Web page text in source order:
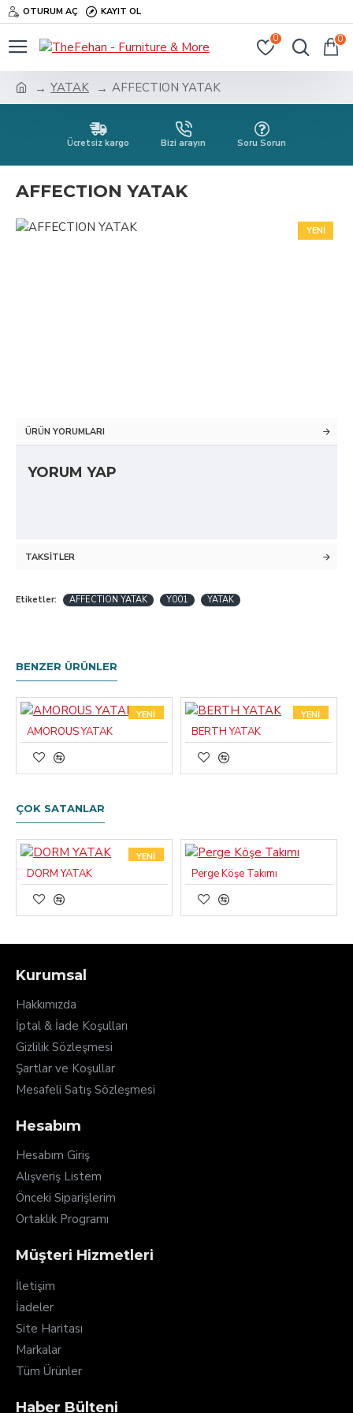
OTURUM AÇ KAYIT OL
0 0
YATAK AFFECTION YATAK
Ücretsiz kargo Bizi arayın Soru Sorun
AFFECTION YATAK
YENI
ÜRÜN YORUMLARI
YORUM YAP
TAKSITLER
Etiketler: AFFECTION YATAK Y001 YATAK
BENZER ÜRÜNLER
YENI
AMOROUS YATAK
YENI
BERTH YATAK
ÇOK SATANLAR
YENI
DORM YATAK Perge Köşe Takımı
Kurumsal
Hakkımızda
İptal & İade Koşulları
Gizlilik Sözleşmesi
Şartlar ve Koşullar
Mesafeli Satış Sözleşmesi
Hesabım
Hesabım Giriş
Alışveriş Listem
Önceki Siparişlerim
Ortaklık Programı
Müşteri Hizmetleri
İletişim
İadeler
Site Haritası
Markalar
Tüm Ürünler
Haber Bülteni